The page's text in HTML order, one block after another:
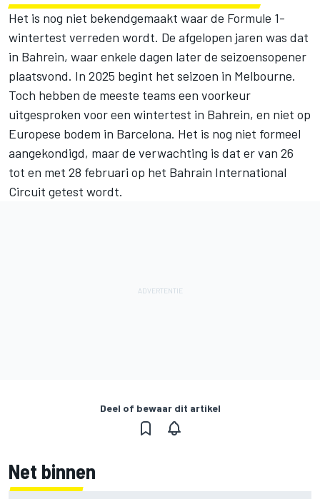
Het is nog niet bekendgemaakt waar de Formule 1-
wintertest verreden wordt. De afgelopen jaren was dat
in Bahrein, waar enkele dagen later de seizoensopener
plaatsvond. In 2025 begint het seizoen in Melbourne.
Toch hebben de meeste teams een voorkeur
uitgesproken voor een wintertest in Bahrein, en niet op
Europese bodem in Barcelona. Het is nog niet formeel
aangekondigd, maar de verwachting is dat er van 26
tot en met 28 februari op het Bahrain International
Circuit getest wordt.
Deel of bewaar dit artikel
Net binnen